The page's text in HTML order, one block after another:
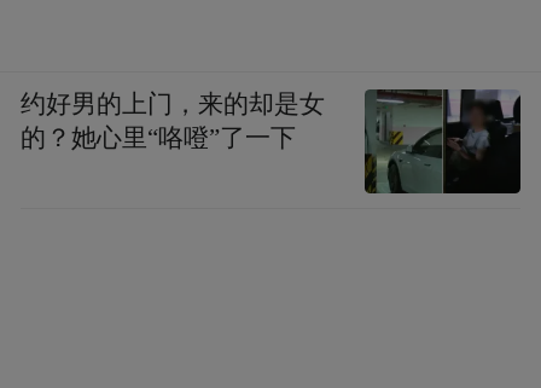
约好男的上门，来的却是女
的？她心里“咯噔”了一下